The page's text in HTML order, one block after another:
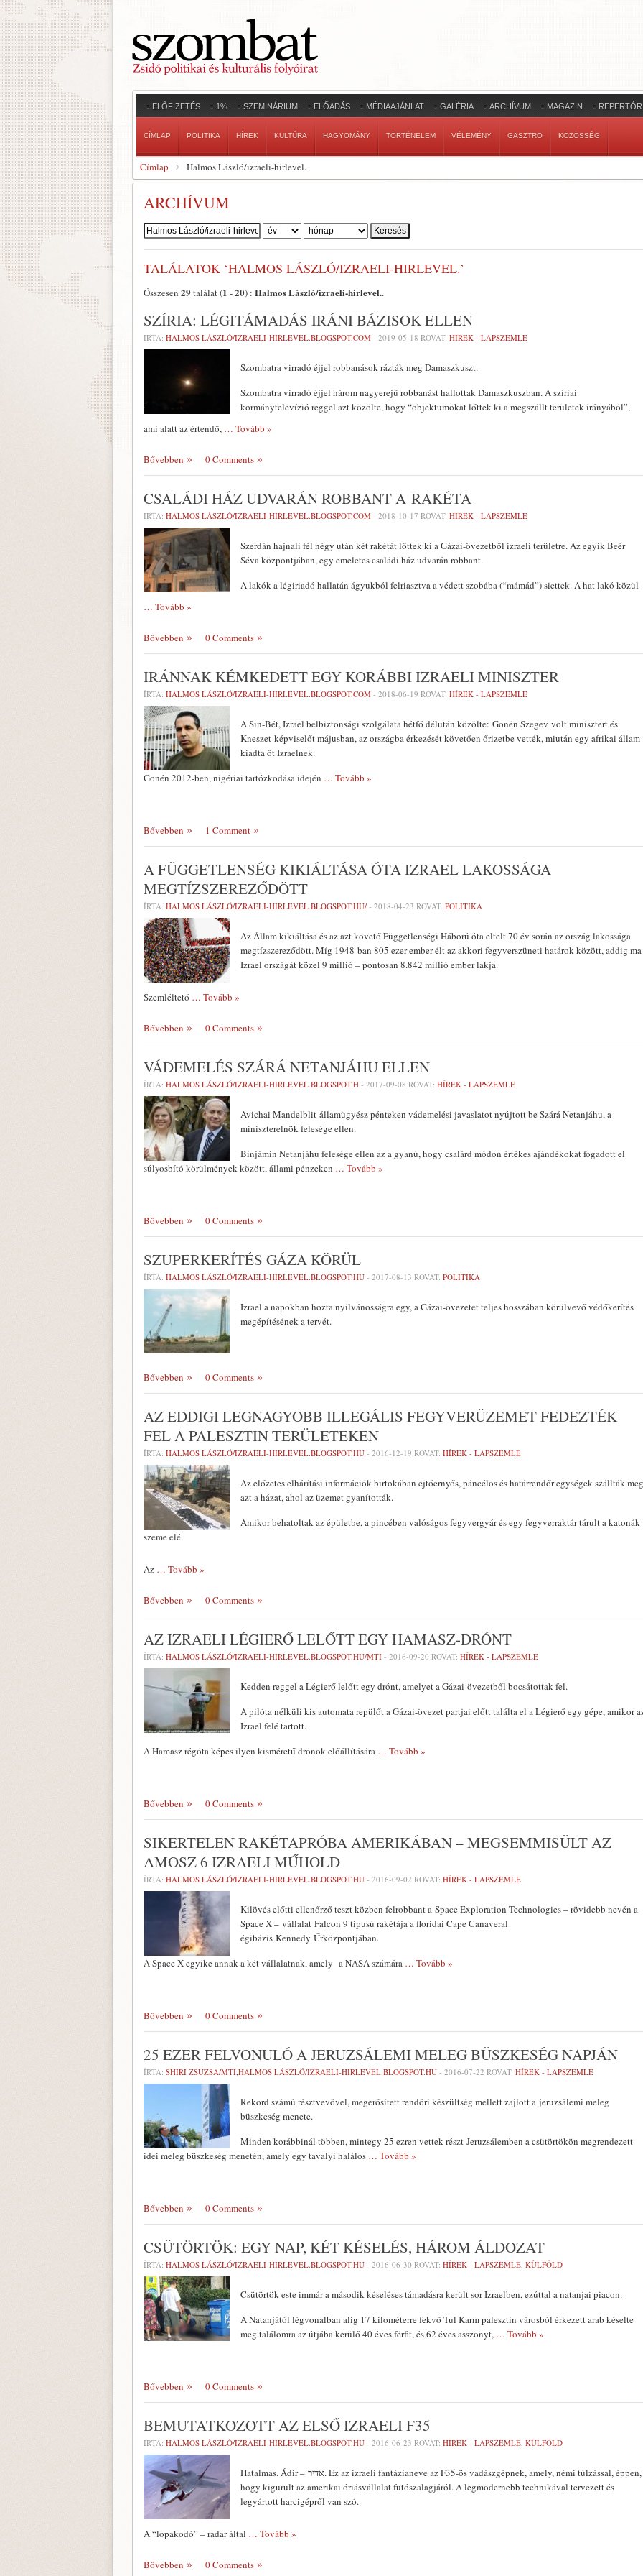
ELŐFIZETÉS 1% SZEMINÁRIUM ELŐADÁS MÉDIAAJÁNLAT GALÉRIA ARCHÍVUM MAGAZIN
CÍMLAP POLITIKA HÍREK KULTÚRA HAGYOMÁNY TÖRTÉNELEM VÉLEMÉNY GASZTRO KÖZÖSSÉG
Címlap Halmos László/izraeli-hirlevel.
ARCHÍVUM
Szerző:
TALÁLATOK ‘HALMOS LÁSZLÓ/IZRAELI-HIRLEVEL.’
Összesen 29 találat (1 -20) : Halmos László/izraeli-hirlevel..
SZÍRIA: LÉGITÁMADÁS IRÁNI BÁZISOK ELLEN
ÍRTA: HALMOS LÁSZLÓ/IZRAELI-HIRLEVEL.BLOGSPOT.COM - 2019-05-18 ROVAT: HÍREK - LAPSZEMLE
Szombatra virradó éjjel robbanások rázták meg Damaszkuszt.
Szombatra virradó éjjel három nagyerejű robbanást hallottak Damaszkuszban. A szíriai
kormánytelevízió reggel azt közölte, hogy “objektumokat lőttek ki a megszállt területek irányából”,
ami alatt az értendő, … Tovább »
Bővebben 0 Comments
CSALÁDI HÁZ UDVARÁN ROBBANT A RAKÉTA
ÍRTA: HALMOS LÁSZLÓ/IZRAELI-HIRLEVEL.BLOGSPOT.COM - 2018-10-17 ROVAT: HÍREK - LAPSZEMLE
Szerdán hajnali fél négy után két rakétát lőttek ki a Gázai-övezetből izraeli területre. Az egyik Beér
Séva központjában, egy emeletes családi ház udvarán robbant.
A lakók a légiriadó hallatán ágyukból felriasztva a védett szobába (“mámád”) siettek. A hat lakó közül
… Tovább »
Bővebben 0 Comments
IRÁNNAK KÉMKEDETT EGY KORÁBBI IZRAELI MINISZTER
ÍRTA: HALMOS LÁSZLÓ/IZRAELI-HIRLEVEL.BLOGSPOT.COM - 2018-06-19 ROVAT: HÍREK - LAPSZEMLE
A Sin-Bét, Izrael belbiztonsági szolgálata hétfő délután közölte: Gonén Szegev volt minisztert és
Kneszet-képviselőt májusban, az országba érkezését követően őrizetbe vették, miután egy afrikai állam
kiadta őt Izraelnek.
Gonén 2012-ben, nigériai tartózkodása idején … Tovább »
Bővebben 1 Comment
A FÜGGETLENSÉG KIKIÁLTÁSA ÓTA IZRAEL LAKOSSÁGA
MEGTÍZSZEREZŐDÖTT
ÍRTA: HALMOS LÁSZLÓ/IZRAELI-HIRLEVEL.BLOGSPOT.HU/ - 2018-04-23 ROVAT: POLITIKA
Az Állam kikiáltása és az azt követő Függetlenségi Háború óta eltelt 70 év során az ország lakossága
megtízszereződött. Míg 1948-ban 805 ezer ember élt az akkori fegyverszüneti határok között, addig ma
Izrael országát közel 9 millió – pontosan 8.842 millió ember lakja.
Szemléltető … Tovább »
Bővebben 0 Comments
VÁDEMELÉS SZÁRÁ NETANJÁHU ELLEN
ÍRTA: HALMOS LÁSZLÓ/IZRAELI-HIRLEVEL.BLOGSPOT.H - 2017-09-08 ROVAT: HÍREK - LAPSZEMLE
Avichai Mandelblit államügyész pénteken vádemelési javaslatot nyújtott be Szárá Netanjáhu, a
miniszterelnök felesége ellen.
Binjámin Netanjáhu felesége ellen az a gyanú, hogy csalárd módon értékes ajándékokat fogadott el
súlyosbító körülmények között, állami pénzeken … Tovább »
Bővebben 0 Comments
SZUPERKERÍTÉS GÁZA KÖRÜL
ÍRTA: HALMOS LÁSZLÓ/IZRAELI-HIRLEVEL.BLOGSPOT.HU - 2017-08-13 ROVAT: POLITIKA
Izrael a napokban hozta nyilvánosságra egy, a Gázai-övezetet teljes hosszában körülvevő védőkerítés
megépítésének a tervét.
Bővebben 0 Comments
AZ EDDIGI LEGNAGYOBB ILLEGÁLIS FEGYVERÜZEMET FEDEZTÉK
FEL A PALESZTIN TERÜLETEKEN
ÍRTA: HALMOS LÁSZLÓ/IZRAELI-HIRLEVEL.BLOGSPOT.HU - 2016-12-19 ROVAT: HÍREK - LAPSZEMLE
Az előzetes elhárítási információk birtokában ejtőernyős, páncélos és határrendőr egységek szállták meg
azt a házat, ahol az üzemet gyanították.
Amikor behatoltak az épületbe, a pincében valóságos fegyvergyár és egy fegyverraktár tárult a katonák
szeme elé.
Az … Tovább »
Bővebben 0 Comments
AZ IZRAELI LÉGIERŐ LELŐTT EGY HAMASZ-DRÓNT
ÍRTA: HALMOS LÁSZLÓ/IZRAELI-HIRLEVEL.BLOGSPOT.HU/MTI - 2016-09-20 ROVAT: HÍREK - LAPSZEMLE
Kedden reggel a Légierő lelőtt egy drónt, amelyet a Gázai-övezetből bocsátottak fel.
A pilóta nélküli kis automata repülőt a Gázai-övezet partjai előtt találta el a Légierő egy gépe, amikor
Izrael felé tartott.
A Hamasz régóta képes ilyen kisméretű drónok előállítására … Tovább »
Bővebben 0 Comments
SIKERTELEN RAKÉTAPRÓBA AMERIKÁBAN – MEGSEMMISÜLT AZ
AMOSZ 6 IZRAELI MŰHOLD
ÍRTA: HALMOS LÁSZLÓ/IZRAELI-HIRLEVEL.BLOGSPOT.HU - 2016-09-02 ROVAT: HÍREK - LAPSZEMLE
Kilövés előtti ellenőrző teszt közben felrobbant a Space Exploration Technologies – rövidebb nevén a
Space X – vállalat Falcon 9 tipusú rakétája a floridai Cape Canaveral
égibázis Kennedy Űrközpontjában.
A Space X egyike annak a két vállalatnak, amely a NASA számára … Tovább »
Bővebben 0 Comments
25 EZER FELVONULÓ A JERUZSÁLEMI MELEG BÜSZKESÉG NAPJÁN
ÍRTA: SHIRI ZSUZSA/MTI,HALMOS LÁSZLÓ/IZRAELI-HIRLEVEL.BLOGSPOT.HU - 2016-07-22 ROVAT: HÍREK - LAPSZEMLE
Rekord számú résztvevővel, megerősített rendőri készültség mellett zajlott a jeruzsálemi meleg
büszkeség menete.
Minden korábbinál többen, mintegy 25 ezren vettek részt Jeruzsálemben a csütörtökön megrendezett
idei meleg büszkeség menetén, amely egy tavalyi halálos … Tovább »
Bővebben 0 Comments
CSÜTÖRTÖK: EGY NAP, KÉT KÉSELÉS, HÁROM ÁLDOZAT
ÍRTA: HALMOS LÁSZLÓ/IZRAELI-HIRLEVEL.BLOGSPOT.HU - 2016-06-30 ROVAT: HÍREK - LAPSZEMLE, KÜLFÖLD
Csütörtök este immár a második késeléses támadásra került sor Izraelben, ezúttal a natanjai piacon.
A Natanjától légvonalban alig 17 kilométerre fekvő Tul Karm palesztin városból érkezett arab késelte
meg találomra az útjába kerülő 40 éves férfit, és 62 éves asszonyt, … Tovább »
Bővebben 0 Comments
BEMUTATKOZOTT AZ ELSŐ IZRAELI F35
ÍRTA: HALMOS LÁSZLÓ/IZRAELI-HIRLEVEL.BLOGSPOT.HU - 2016-06-23 ROVAT: HÍREK - LAPSZEMLE, KÜLFÖLD
Hatalmas. Ádir – אדיר. Ez az izraeli fantázianeve az F35-ös vadászgépnek, amely, némi túlzással, éppen,
hogy kigurult az amerikai óriásvállalat futószalagjáról. A legmodernebb technikával tervezett és
legyártott harcigépről van szó.
A “lopakodó” – radar által … Tovább »
Bővebben 0 Comments